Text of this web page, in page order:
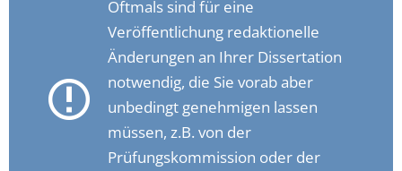
Oftmals sind für eine
Veröffentlichung redaktionelle
Änderungen an Ihrer Dissertation
notwendig, die Sie vorab aber
unbedingt genehmigen lassen
müssen, z.B. von der
Prüfungskommission oder der